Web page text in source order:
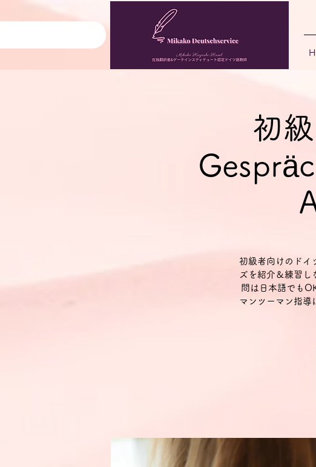
初
初級者向けのドイ
ズを紹介＆練習し
問は日本語でも
マンツーマン指導